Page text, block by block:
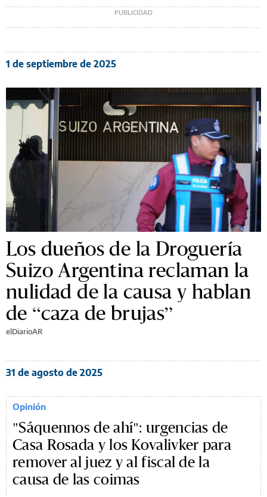
1 de septiembre de 2025
Los dueños de la Droguería
Suizo Argentina reclaman la
nulidad de la causa y hablan
de “caza de brujas”
elDiarioAR
31 de agosto de 2025
Opinión
"Sáquennos de ahí": urgencias de
Casa Rosada y los Kovalivker para
remover al juez y al fiscal de la
causa de las coimas